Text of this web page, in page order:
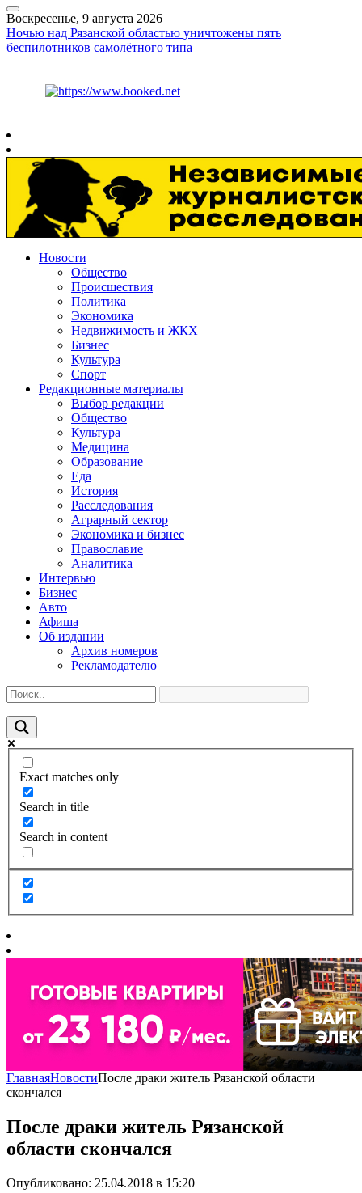
Воскресенье, 9 августа 2026
Ночью над Рязанской областью уничтожены пять
беспилотников самолётного типа
Новости
Общество
Происшествия
Политика
Экономика
Недвижимость и ЖКХ
Бизнес
Культура
Спорт
Редакционные материалы
Выбор редакции
Общество
Культура
Медицина
Образование
Еда
История
Расследования
Аграрный сектор
Экономика и бизнес
Православие
Аналитика
Интервью
Бизнес
Авто
Афиша
Об издании
Архив номеров
Рекламодателю
Exact matches only
Search in title
Search in content
ГлавнаяНовостиПосле драки житель Рязанской области
скончался
После драки житель Рязанской
области скончался
Опубликовано: 25.04.2018 в 15:20